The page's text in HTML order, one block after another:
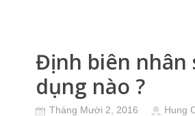
Định biên nhân
dụng nào ?
Tháng Mười 2, 2016 Hung